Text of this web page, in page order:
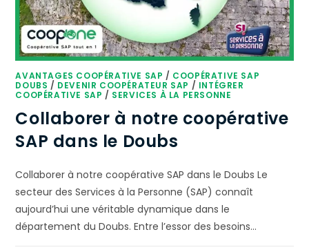
AVANTAGES COOPÉRATIVE SAP / COOPÉRATIVE SAP
DOUBS / DEVENIR COOPÉRATEUR SAP / INTÉGRER
COOPÉRATIVE SAP / SERVICES À LA PERSONNE
Collaborer à notre coopérative
SAP dans le Doubs
Collaborer à notre coopérative SAP dans le Doubs Le
secteur des Services à la Personne (SAP) connaît
aujourd’hui une véritable dynamique dans le
département du Doubs. Entre l’essor des besoins…